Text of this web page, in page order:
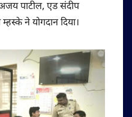
पाटील, एड संदीप
म्हस्के ने योगदान दिया।